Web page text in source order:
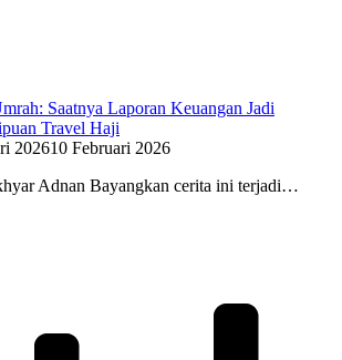
Saatnya Laporan Keuangan Jadi
Travel Haji
202610 Februari 2026
Adnan Bayangkan cerita ini terjadi…